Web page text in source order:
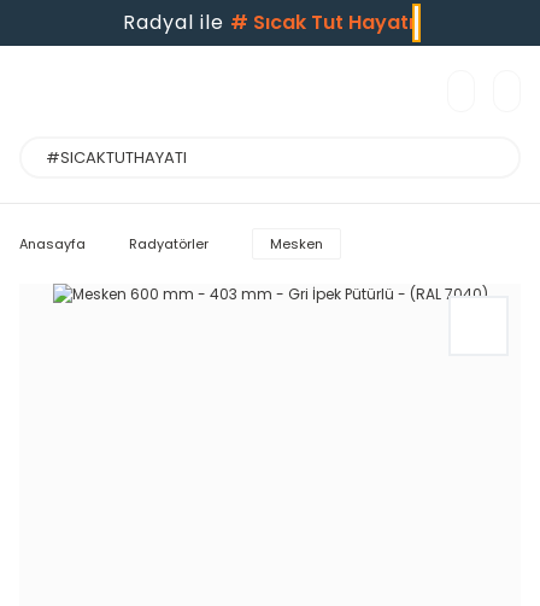
Radyal ile # Sıcak Tut Hayatı
Anasayfa Radyatörler Mesken